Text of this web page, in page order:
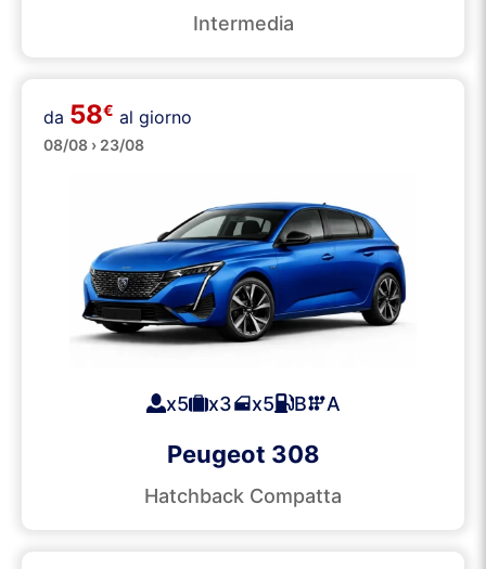
Intermedia
Medie
da 58€ al giorno
08/08 › 23/08
x5 x3 x5 B A
Peugeot 308
Hatchback Compatta